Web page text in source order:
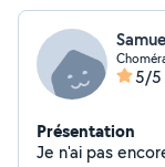
5/5
Présentation